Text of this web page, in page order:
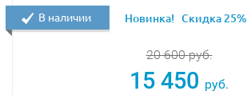
20 600руб.
15 450 руб.
В наличии Новинка! Скидка 25%